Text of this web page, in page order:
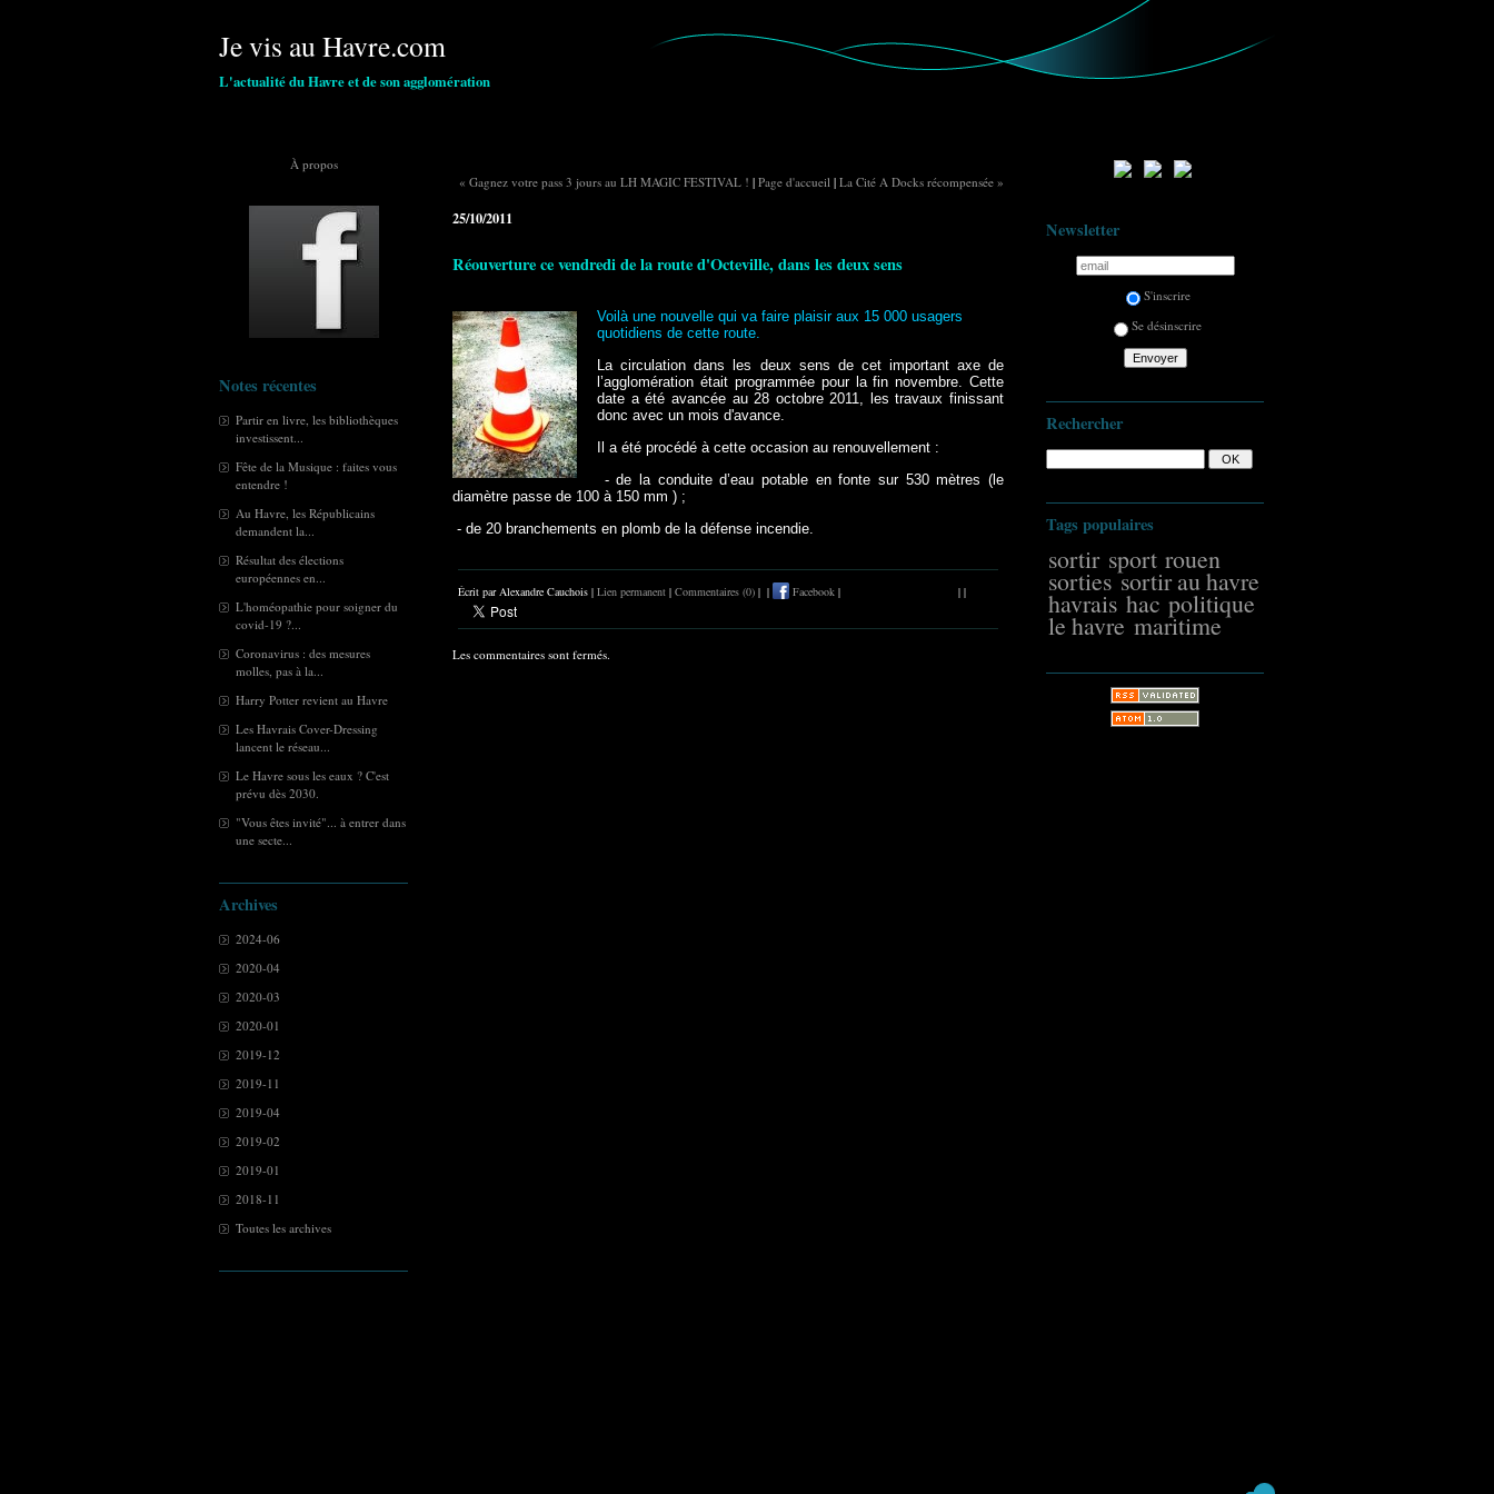
Je vis au Havre.com
L'actualité du Havre et de son agglomération
À propos
Notes récentes
Partir en livre, les bibliothèques
investissent...
Fête de la Musique : faites vous
entendre !
Au Havre, les Républicains
demandent la...
Résultat des élections
européennes en...
L'homéopathie pour soigner du
covid-19 ?...
Coronavirus : des mesures
molles, pas à la...
Harry Potter revient au Havre
Les Havrais Cover-Dressing
lancent le réseau...
Le Havre sous les eaux ? C'est
prévu dès 2030.
"Vous êtes invité"... à entrer dans
une secte...
Archives
2024-06
2020-04
2020-03
2020-01
2019-12
2019-11
2019-04
2019-02
2019-01
2018-11
Toutes les archives
Newsletter
S'inscrire
Se désinscrire
Rechercher
Tags populaires
sortir sport rouen
sorties sortir au havre
havrais hac politique
le havre maritime
« Gagnez votre pass 3 jours au LH MAGIC FESTIVAL ! | Page d'accueil | La Cité A Docks récompensée »
25/10/2011
Réouverture ce vendredi de la route d'Octeville, dans les deux sens
Voilà une nouvelle qui va faire plaisir aux 15 000 usagers
quotidiens de cette route.
La circulation dans les deux sens de cet important axe de
l’agglomération était programmée pour la fin novembre. Cette
date a été avancée au 28 octobre 2011, les travaux finissant
donc avec un mois d'avance.
Il a été procédé à cette occasionau renouvellement :
- de la conduite d’eau potable en fonte sur 530 mètres (le
diamètre passe de 100 à 150 mm ) ;
- de 20 branchements en plomb de la défense incendie.
Écrit par Alexandre Cauchois | Lien permanent | Commentaires (0) | | Facebook | | |
Les commentaires sont fermés.